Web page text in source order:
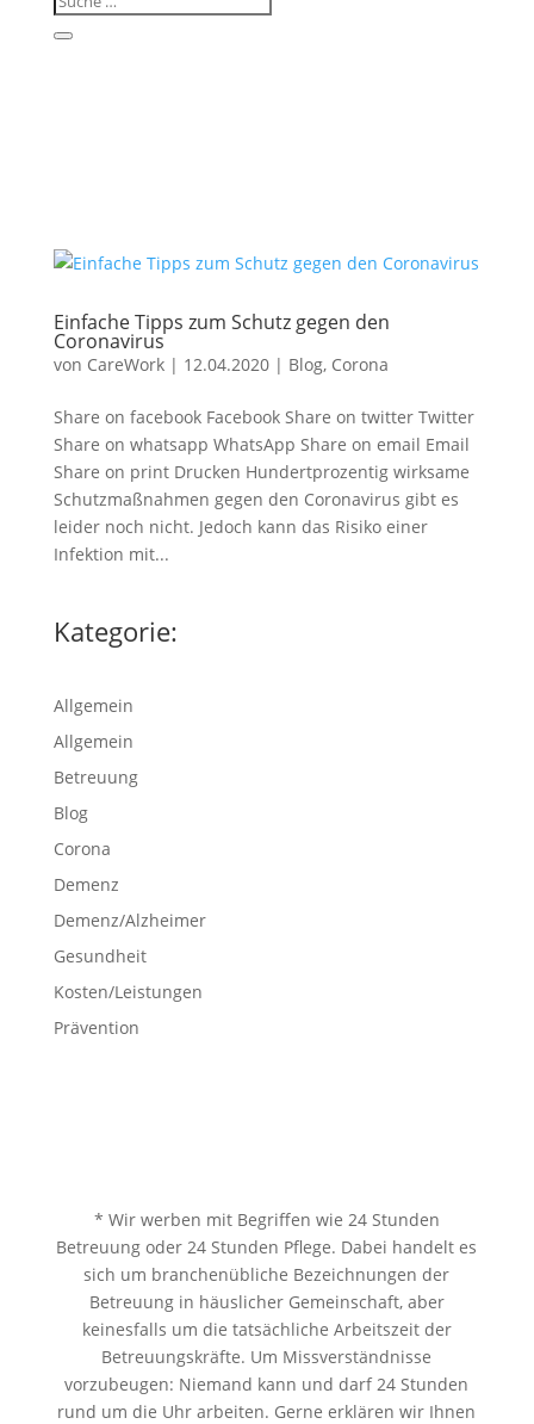
Einfache Tipps zum Schutz gegen den
Coronavirus
von CareWork| 12.04.2020| Blog, Corona
Share on facebook Facebook Share on twitter Twitter
Share on whatsapp WhatsApp Share on email Email
Share on print Drucken Hundertprozentig wirksame
Schutzmaßnahmen gegen den Coronavirus gibt es
leider noch nicht. Jedoch kann das Risiko einer
Infektion mit...
Kategorie:
Allgemein
Allgemein
Betreuung
Blog
Corona
Demenz
Demenz/Alzheimer
Gesundheit
Kosten/Leistungen
Prävention
* Wir werben mit Begriffen wie 24 Stunden
Betreuung oder 24 Stunden Pflege. Dabei handelt es
sich um branchenübliche Bezeichnungen der
Betreuung in häuslicher Gemeinschaft, aber
keinesfalls um die tatsächliche Arbeitszeit der
Betreuungskräfte. Um Missverständnisse
vorzubeugen: Niemand kann und darf 24 Stunden
rund um die Uhr arbeiten. Gerne erklären wir Ihnen